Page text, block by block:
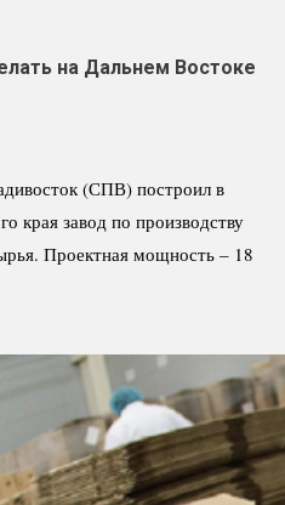
на Дальнем Востоке
(СПВ) построил в
края завод по производству
Проектная мощность – 18